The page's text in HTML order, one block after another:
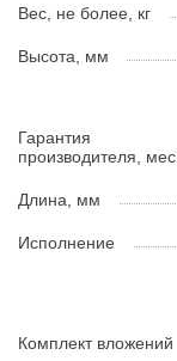
Вес, не более, кг
Высота, мм
Гарантия
производителя, мес.
Длина, мм
Исполнение
Комплект вложений